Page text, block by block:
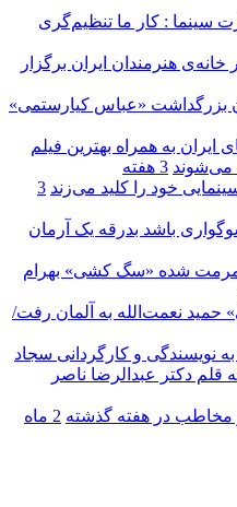
سینما : کار ما تنظیم‌گری
هنرمندان ایران برگزار
بزرگداشت «عباس کیارستمی»
به همراه بهترین فیلم
می‌شوند 3 هفته
خود را کلید می‌زند 3
باشد بدرقه یک آرمان
مرمت شده «سگ کشی» بهرام
حمید نعمت‌الله به آلمان رفت/
نویسندگی و کارگردانی سجاد
قلم دکتر عبدالرضا ناصر
2 ماه